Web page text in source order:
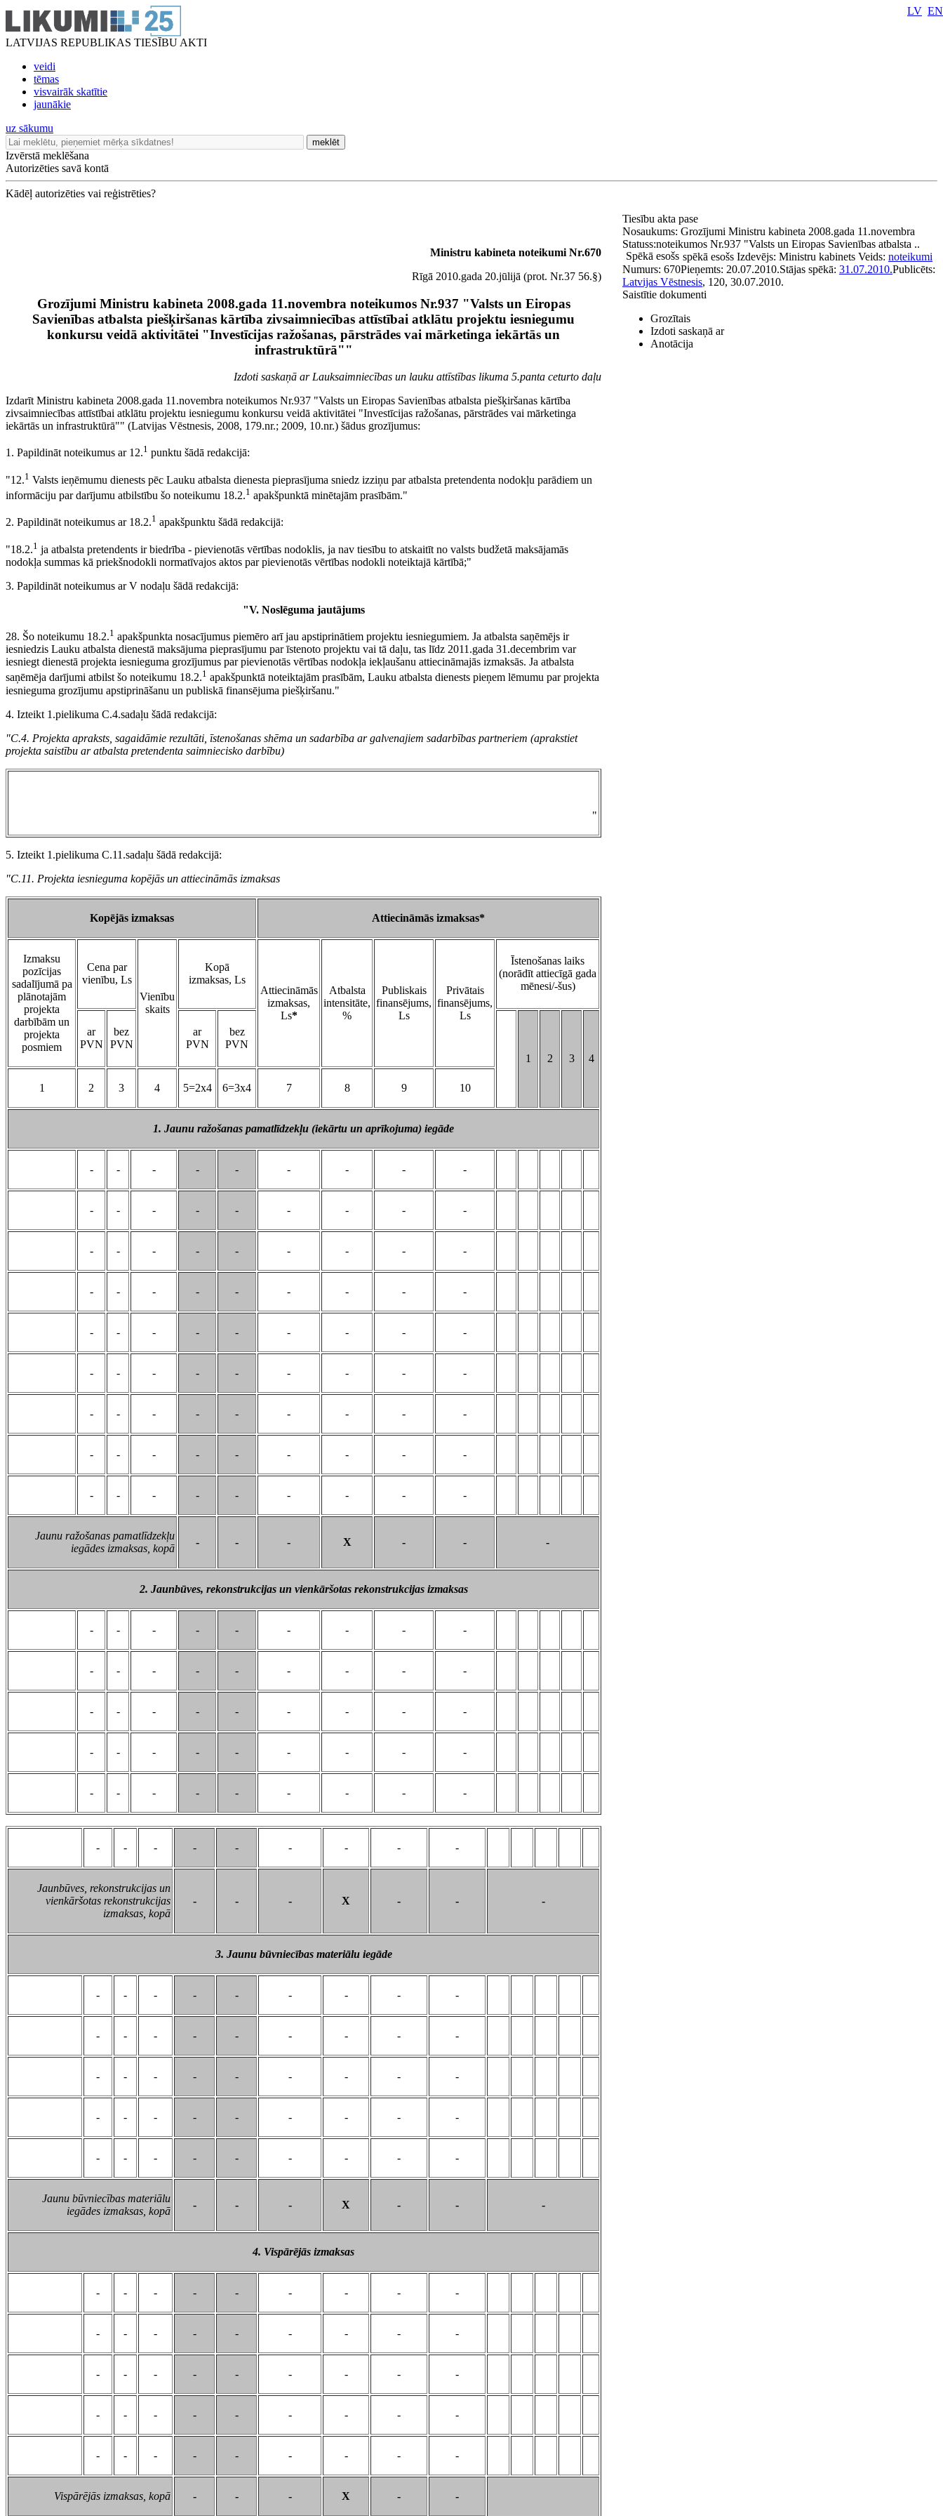
LATVIJAS REPUBLIKAS TIESĪBU AKTI
veidi
tēmas
visvairāk skatītie
jaunākie
LV EN
uz sākumu
meklēt
Izvērstā meklēšana
Autorizēties savā kontā
Kādēļ autorizēties vai reģistrēties?
Ministru kabineta noteikumi Nr.670
Rīgā 2010.gada 20.jūlijā (prot. Nr.37 56.§)
Grozījumi Ministru kabineta 2008.gada 11.novembra noteikumos Nr.937 "Valsts un Eiropas
Savienības atbalsta piešķiršanas kārtība zivsaimniecības attīstībai atklātu projektu iesniegumu
konkursu veidā aktivitātei "Investīcijas ražošanas, pārstrādes vai mārketinga iekārtās un
infrastruktūrā""
Izdoti saskaņā ar Lauksaimniecības un lauku attīstības likuma 5.panta ceturto daļu
Izdarīt Ministru kabineta 2008.gada 11.novembra noteikumos Nr.937 "Valsts un Eiropas Savienības atbalsta piešķiršanas kārtība
zivsaimniecības attīstībai atklātu projektu iesniegumu konkursu veidā aktivitātei "Investīcijas ražošanas, pārstrādes vai mārketinga
iekārtās un infrastruktūrā"" (Latvijas Vēstnesis, 2008, 179.nr.; 2009, 10.nr.) šādus grozījumus:
1. Papildināt noteikumus ar 12.1 punktu šādā redakcijā:
"12.1 Valsts ieņēmumu dienests pēc Lauku atbalsta dienesta pieprasījuma sniedz izziņu par atbalsta pretendenta nodokļu parādiem un
informāciju par darījumu atbilstību šo noteikumu 18.2.1 apakšpunktā minētajām prasībām."
2. Papildināt noteikumus ar 18.2.1 apakšpunktu šādā redakcijā:
"18.2.1 ja atbalsta pretendents ir biedrība - pievienotās vērtības nodoklis, ja nav tiesību to atskaitīt no valsts budžetā maksājamās
nodokļa summas kā priekšnodokli normatīvajos aktos par pievienotās vērtības nodokli noteiktajā kārtībā;"
3. Papildināt noteikumus ar V nodaļu šādā redakcijā:
"V. Noslēguma jautājums
28. Šo noteikumu 18.2.1 apakšpunkta nosacījumus piemēro arī jau apstiprinātiem projektu iesniegumiem. Ja atbalsta saņēmējs ir
iesniedzis Lauku atbalsta dienestā maksājuma pieprasījumu par īstenoto projektu vai tā daļu, tas līdz 2011.gada 31.decembrim var
iesniegt dienestā projekta iesnieguma grozījumus par pievienotās vērtības nodokļa iekļaušanu attiecināmajās izmaksās. Ja atbalsta
saņēmēja darījumi atbilst šo noteikumu 18.2.1 apakšpunktā noteiktajām prasībām, Lauku atbalsta dienests pieņem lēmumu par projekta
iesnieguma grozījumu apstiprināšanu un publiskā finansējuma piešķiršanu."
4. Izteikt 1.pielikuma C.4.sadaļu šādā redakcijā:
"C.4. Projekta apraksts, sagaidāmie rezultāti, īstenošanas shēma un sadarbība ar galvenajiem sadarbības partneriem (aprakstiet
projekta saistību ar atbalsta pretendenta saimniecisko darbību)
"
5. Izteikt 1.pielikuma C.11.sadaļu šādā redakcijā:
"C.11. Projekta iesnieguma kopējās un attiecināmās izmaksas
Kopējās izmaksas Attiecināmās izmaksas*
Izmaksu
pozīcijas
sadalījumā pa
plānotajām
projekta
darbībām un
projekta
posmiem
Cena par
vienību, Ls
Vienību
skaits
Kopā
izmaksas, Ls
Attiecināmās
izmaksas,
Ls*
Atbalsta
intensitāte,
%
Publiskais
finansējums,
Ls
Privātais
finansējums,
Ls
Īstenošanas laiks
(norādīt attiecīgā gada
mēnesi/-šus)
ar
PVN
bez
PVN
ar
PVN
bez
PVN
1
2 3 4
1 2 3 4 5=2x4 6=3x4 7 8 9 10
1. Jaunu ražošanas pamatlīdzekļu (iekārtu un aprīkojuma) iegāde
- - - - - - - - -
- - - - - - - - -
- - - - - - - - -
- - - - - - - - -
- - - - - - - - -
- - - - - - - - -
- - - - - - - - -
- - - - - - - - -
- - - - - - - - -
Jaunu ražošanas pamatlīdzekļu
iegādes izmaksas, kopā
- - - X - - -
2. Jaunbūves, rekonstrukcijas un vienkāršotas rekonstrukcijas izmaksas
- - - - - - - - -
- - - - - - - - -
- - - - - - - - -
- - - - - - - - -
- - - - - - - - -
- - - - - - - - -
Jaunbūves, rekonstrukcijas un
vienkāršotas rekonstrukcijas
izmaksas, kopā
- - - X - - -
3. Jaunu būvniecības materiālu iegāde
- - - - - - - - -
- - - - - - - - -
- - - - - - - - -
- - - - - - - - -
- - - - - - - - -
Jaunu būvniecības materiālu
iegādes izmaksas, kopā
- - - X - - -
4. Vispārējās izmaksas
- - - - - - - - -
- - - - - - - - -
- - - - - - - - -
- - - - - - - - -
- - - - - - - - -
Vispārējās izmaksas, kopā - - - X -
-
Tiesību akta pase
Nosaukums: Grozījumi Ministru kabineta 2008.gada 11.novembra
noteikumos Nr.937 "Valsts un Eiropas Savienības atbalsta ..
Statuss:
Spēkā esošs spēkā esošs Izdevējs: Ministru kabinets Veids: noteikumi
Numurs: 670Pieņemts: 20.07.2010.Stājas spēkā: 31.07.2010.Publicēts:
Latvijas Vēstnesis, 120, 30.07.2010.
Saistītie dokumenti
Grozītais
Izdoti saskaņā ar
Anotācija